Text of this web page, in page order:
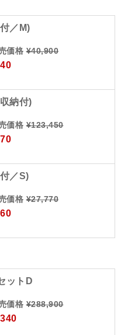
／M)
価格¥40,900
納付)
価格¥123,450
／S)
価格¥27,770
ットD
価格¥288,900